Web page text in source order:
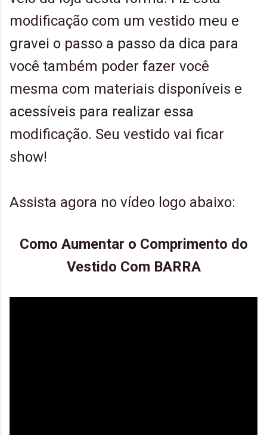
modificação com um vestido meu e
gravei o passo a passo da dica para
você também poder fazer você
mesma com materiais disponíveis e
acessíveis para realizar essa
modificação. Seu vestido vai ficar
show!
Assista agora no vídeo logo abaixo:
Como Aumentar o Comprimento do
Vestido Com BARRA